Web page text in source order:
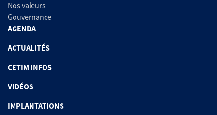
Nos valeurs
Gouvernance
AGENDA
ACTUALITÉS
CETIM INFOS
VIDÉOS
IMPLANTATIONS